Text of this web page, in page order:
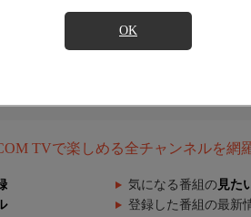
OK
TVで楽しめる全チャンネルを網
気になる番組の 見た
登録した番組の最新